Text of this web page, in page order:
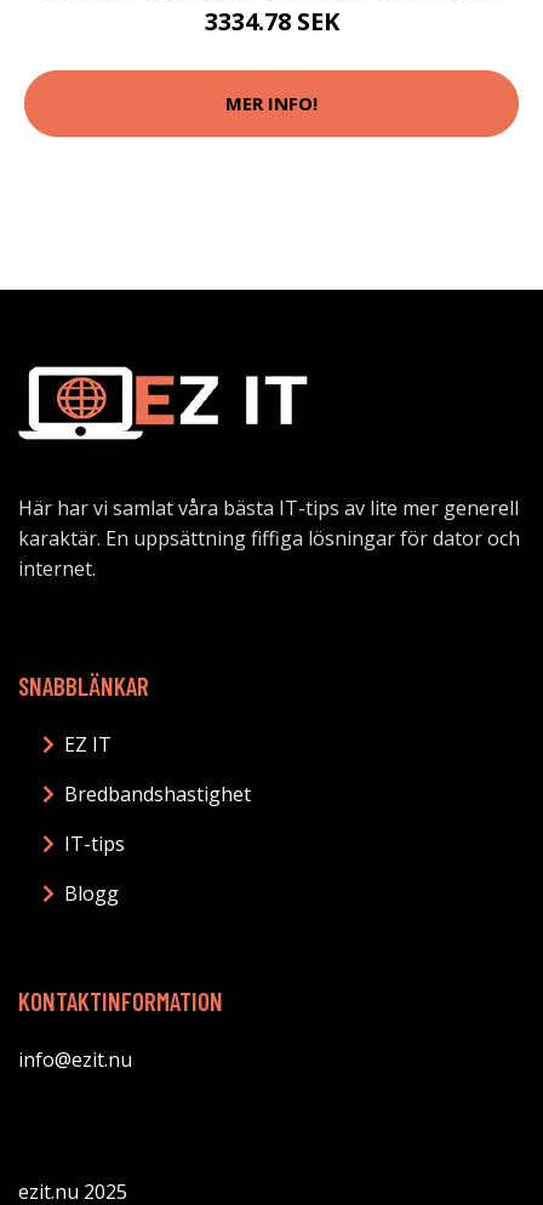
3334.78 SEK
MER INFO!
Här har vi samlat våra bästa IT-tips av lite mer generell
karaktär. En uppsättning fiffiga lösningar för dator och
internet.
SNABBLÄNKAR
EZ IT
Bredbandshastighet
IT-tips
Blogg
KONTAKTINFORMATION
info@ezit.nu
ezit.nu 2025